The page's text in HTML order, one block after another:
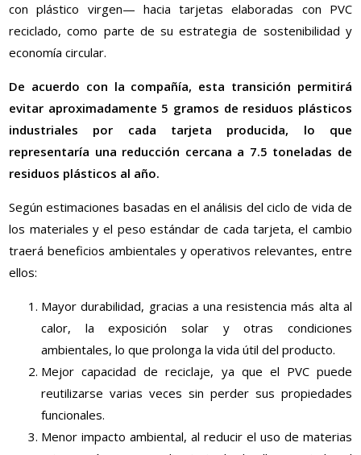
con plástico virgen— hacia tarjetas elaboradas con PVC
reciclado, como parte de su estrategia de sostenibilidad y
economía circular.
De acuerdo con la compañía, esta transición permitirá
evitar aproximadamente 5 gramos de residuos plásticos
industriales por cada tarjeta producida, lo que
representaría una reducción cercana a 7.5 toneladas de
residuos plásticos al año.
Según estimaciones basadas en el análisis del ciclo de vida de
los materiales y el peso estándar de cada tarjeta, el cambio
traerá beneficios ambientales y operativos relevantes, entre
ellos:
Mayor durabilidad, gracias a una resistencia más alta al
calor, la exposición solar y otras condiciones
ambientales, lo que prolonga la vida útil del producto.
Mejor capacidad de reciclaje, ya que el PVC puede
reutilizarse varias veces sin perder sus propiedades
funcionales.
Menor impacto ambiental, al reducir el uso de materias